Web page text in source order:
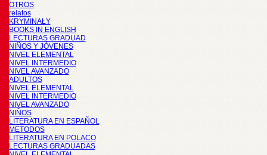
OTROS
relatos
KRYMINAŁY
BOOKS IN ENGLISH
LECTURAS GRADUAD
NIÑOS Y JÓVENES
NIVEL ELEMENTAL
NIVEL INTERMEDIO
NIVEL AVANZADO
ADULTOS
NIVEL ELEMENTAL
NIVEL INTERMEDIO
NIVEL AVANZADO
NIÑOS
LITERATURA EN ESPAÑOL
METODOS
LITERATURA EN POLACO
LECTURAS GRADUADAS